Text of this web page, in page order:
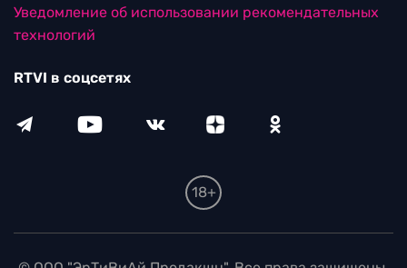
Уведомление об использовании рекомендательных
технологий
RTVI в соцсетях
18+